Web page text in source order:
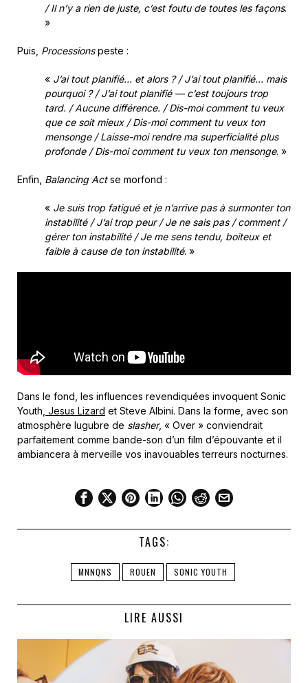
/ Il n’y a rien de juste, c’est foutu de toutes les façons.
»
Puis, Processionspeste :
« J’ai tout planifié… et alors ? / J’ai tout planifié… mais
pourquoi ? / J’ai tout planifié — c’est toujours trop
tard. / Aucune différence. / Dis-moi comment tu veux
que ce soit mieux / Dis-moi comment tu veux ton
mensonge / Laisse-moi rendre ma superficialité plus
profonde / Dis-moi comment tu veux ton mensonge. »
Enfin, Balancing Actse morfond :
« Je suis trop fatigué et je n’arrive pas à surmonter ton
instabilité / J’ai trop peur / Je ne sais pas / comment /
gérer ton instabilité / Je me sens tendu, boiteux et
faible à cause de ton instabilité. »
Dans le fond, les influences revendiquées invoquent Sonic
Youth, Jesus Lizard et Steve Albini. Dans la forme, avec son
atmosphère lugubre de slasher, « Over » conviendrait
parfaitement comme bande-son d’un film d’épouvante et il
ambiancera à merveille vos inavouables terreurs nocturnes.
TAGS:
MNNQNS ROUEN SONIC YOUTH
LIRE AUSSI